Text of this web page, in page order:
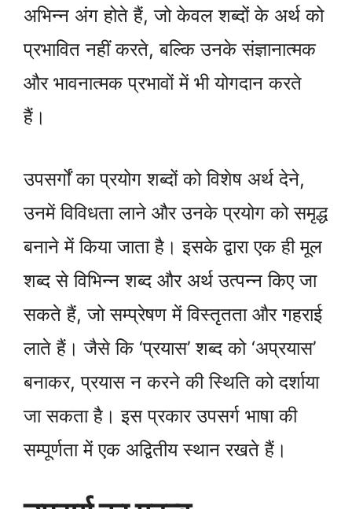
अभिन्न अंग होते हैं, जो केवल शब्दों के अर्थ को
प्रभावित नहीं करते, बल्कि उनके संज्ञानात्मक
और भावनात्मक प्रभावों में भी योगदान करते
हैं।
उपसर्गों का प्रयोग शब्दों को विशेष अर्थ देने,
उनमें विविधता लाने और उनके प्रयोग को समृद्ध
बनाने में किया जाता है। इसके द्वारा एक ही मूल
शब्द से विभिन्न शब्द और अर्थ उत्पन्न किए जा
सकते हैं, जो सम्प्रेषण में विस्तृतता और गहराई
लाते हैं। जैसे कि ‘प्रयास’ शब्द को ‘अप्रयास’
बनाकर, प्रयास न करने की स्थिति को दर्शाया
जा सकता है। इस प्रकार उपसर्ग भाषा की
सम्पूर्णता में एक अद्वितीय स्थान रखते हैं।